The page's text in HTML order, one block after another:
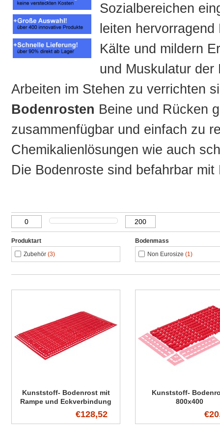
Sozialbereichen
leiten
Kälte und mildern
und Muskulatur
Arbeiten im Stehen zu verrichten
Bodenrosten Beine und Rücken
zusammenfügbar und einfach zu
Chemikalienlösungen wie auch
Die Bodenroste sind befahrbar mit
Produktart
Zubehör (3)
Bodenmass
Non Eurosize (1)
Kunststoff- Bodenrost mit
Rampe und Eckverbindung
€128,52
Kunststoff-
800x400